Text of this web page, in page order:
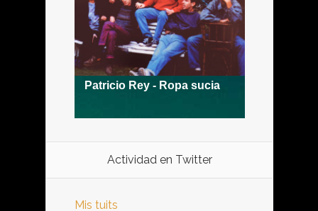
Actividad en Twitter
Mis tuits